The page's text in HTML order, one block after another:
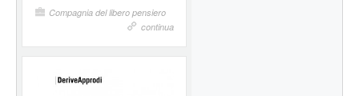
Compagnia del libero pensiero
continua